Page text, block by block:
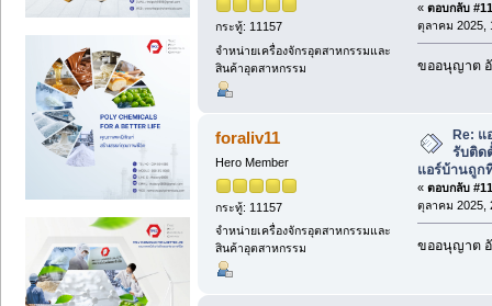
กระทู้: 11157
จำหน่ายเครื่องจักรอุตสาหกรรมและ
สินค้าอุตสาหกรรม
« ตอบกลับ
ตุลาคม 2025,
ขออนุญาต
foraliv11
Hero Member
กระทู้: 11157
จำหน่ายเครื่องจักรอุตสาหกรรมและ
สินค้าอุตสาหกรรม
Re:
รับติด
แอร์บ้านถูก
« ตอบกลับ
ตุลาคม 2025,
ขออนุญาต